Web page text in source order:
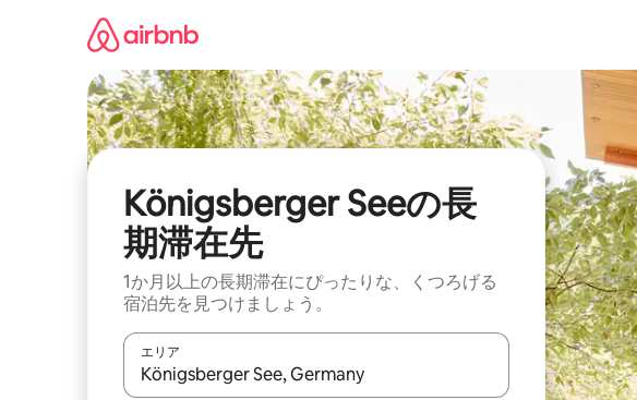
Königsberger Seeの長
期滞在先
1か月以上の長期滞在にぴったりな、くつろげる
宿泊先を見つけましょう。
エリア
検索結果が表示されたら、上下の矢印キーを使って移動するか、画面